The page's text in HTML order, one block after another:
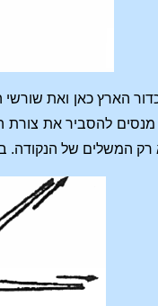
הארץ כאן ואת
להסביר את
המשלים של הנקודה.